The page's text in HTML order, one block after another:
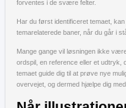
forventes i de svære felter.
Har du først identificeret temaet,
temarelaterede baner, når du går i
Mange gange vil løsningen ikke
ordspil, en reference eller et udtryk,
temaet guide dig til at prøve nye
overvejet, og dermed hjælpe dig